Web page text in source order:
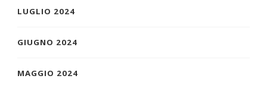
LUGLIO 2024
GIUGNO 2024
MAGGIO 2024